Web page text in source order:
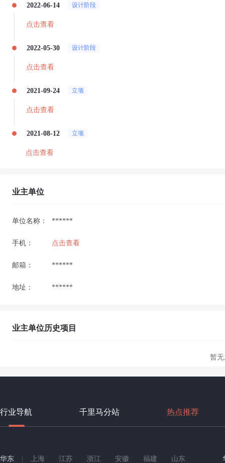
2022-06-14 设计阶段
点击查看
2022-05-30 设计阶段
点击查看
2021-09-24 立项
点击查看
2021-08-12 立项
点击查看
业主单位
单位名称： ******
手机： 点击查看
邮箱： ******
地址： ******
业主单位历史项目
暂
行业导航 千里马分站 热点推荐
华东 上海 江苏 浙江 安徽 福建 山东